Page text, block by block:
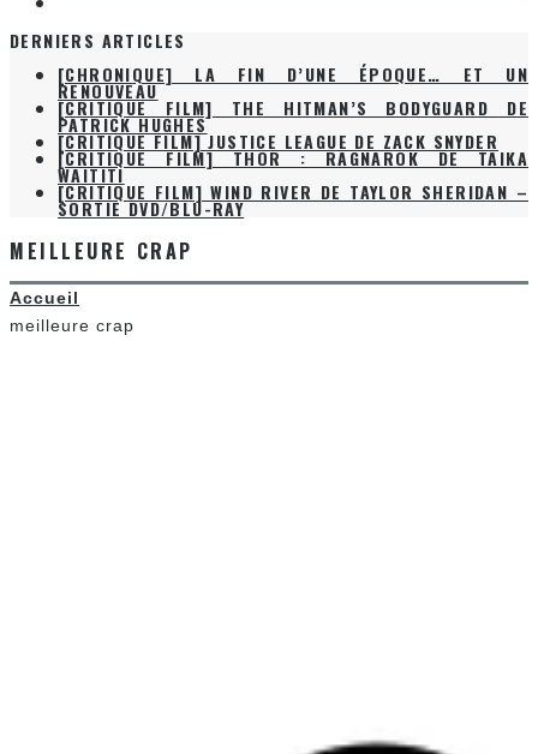
DERNIERS ARTICLES
[CHRONIQUE] LA FIN D’UNE ÉPOQUE… ET UN
RENOUVEAU
[CRITIQUE FILM] THE HITMAN’S BODYGUARD DE
PATRICK HUGHES
[CRITIQUE FILM] JUSTICE LEAGUE DE ZACK SNYDER
[CRITIQUE FILM] THOR : RAGNAROK DE TAIKA
WAITITI
[CRITIQUE FILM] WIND RIVER DE TAYLOR SHERIDAN –
SORTIE DVD/BLU-RAY
MEILLEURE CRAP
Accueil
meilleure crap